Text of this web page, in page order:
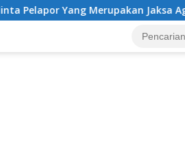
Jaksa Agar Dihadirkan